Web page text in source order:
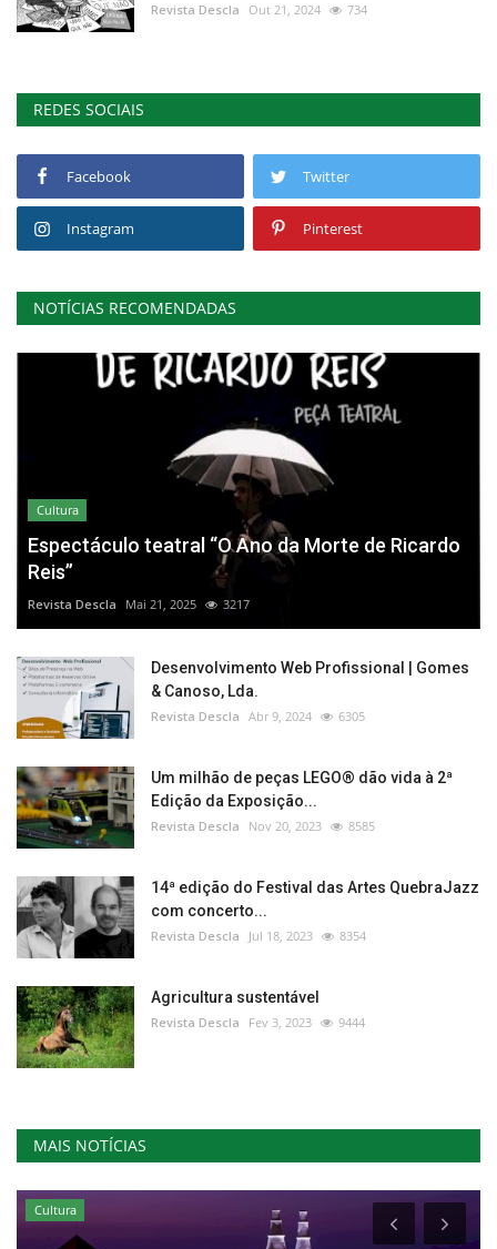
Revista Descla Out 21, 2024 734
REDES SOCIAIS
Facebook Twitter
Instagram Pinterest
NOTÍCIAS RECOMENDADAS
Cultura
Espectáculo teatral “O Ano da Morte de Ricardo
Reis”
Revista Descla Mai 21, 2025 3217
Desenvolvimento Web Profissional | Gomes
& Canoso, Lda.
Revista Descla Abr 9, 2024 6305
Um milhão de peças LEGO® dão vida à 2ª
Edição da Exposição...
Revista Descla Nov 20, 2023 8585
14ª edição do Festival das Artes QuebraJazz
com concerto...
Revista Descla Jul 18, 2023 8354
Agricultura sustentável
Revista Descla Fev 3, 2023 9444
MAIS NOTÍCIAS
Cultura